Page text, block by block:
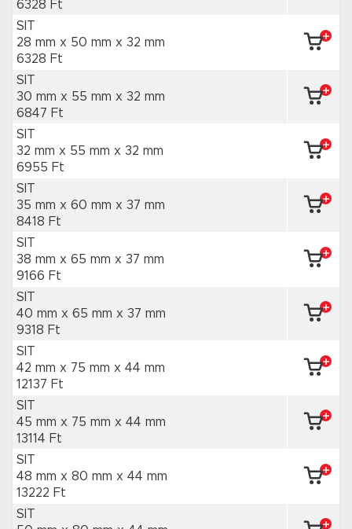
6328 Ft
SIT
28 mm x 50 mm x 32 mm
6328 Ft
SIT
30 mm x 55 mm x 32 mm
6847 Ft
SIT
32 mm x 55 mm x 32 mm
6955 Ft
SIT
35 mm x 60 mm x 37 mm
8418 Ft
SIT
38 mm x 65 mm x 37 mm
9166 Ft
SIT
40 mm x 65 mm x 37 mm
9318 Ft
SIT
42 mm x 75 mm x 44 mm
12137 Ft
SIT
45 mm x 75 mm x 44 mm
13114 Ft
SIT
48 mm x 80 mm x 44 mm
13222 Ft
SIT